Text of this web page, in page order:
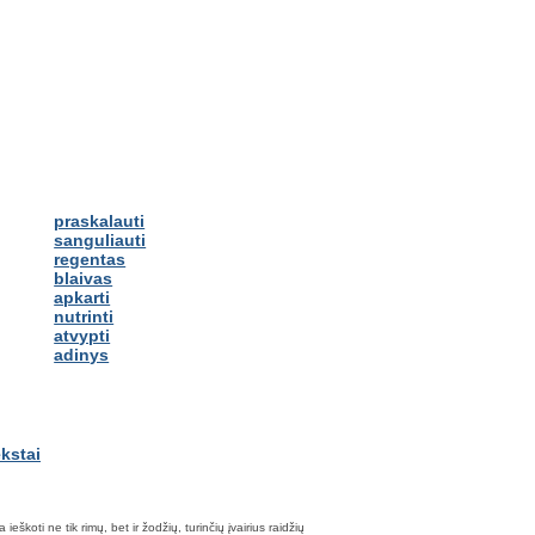
praskalauti
sanguliauti
regentas
blaivas
apkarti
nutrinti
atvypti
adinys
ne tik rimų, bet ir žodžių, turinčių įvairius raidžių